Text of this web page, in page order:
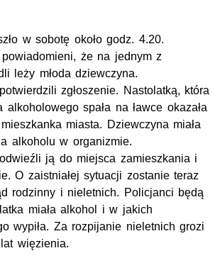
w sobotę około godz. 4.20.
że na jednym z
leży młoda dziewczyna.
zgłoszenie. Nastolatką, która
spała na ławce okazała
miasta. Dziewczyna miała
alkoholu w organizmie.
ją do miejsca zamieszkania i
O zaistniałej sytuacji zostanie teraz
rodzinny i nieletnich. Policjanci będą
miała alkohol i w jakich
wypiła. Za rozpijanie nieletnich grozi
więzienia.